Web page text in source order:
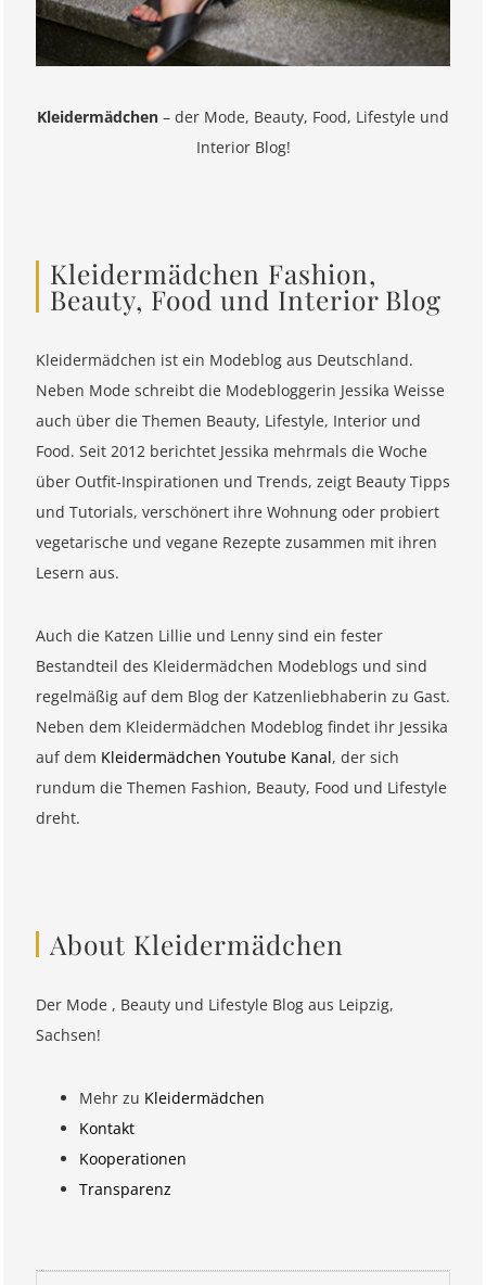
Kleidermädchen – der Mode, Beauty, Food, Lifestyle und
Interior Blog!
Kleidermädchen Fashion,
Beauty, Food und Interior Blog
Kleidermädchen ist ein Modeblog aus Deutschland.
Neben Mode schreibt die Modebloggerin Jessika Weisse
auch über die Themen Beauty, Lifestyle, Interior und
Food. Seit 2012 berichtet Jessika mehrmals die Woche
über Outfit-Inspirationen und Trends, zeigt Beauty Tipps
und Tutorials, verschönert ihre Wohnung oder probiert
vegetarische und vegane Rezepte zusammen mit ihren
Lesern aus.
Auch die Katzen Lillie und Lenny sind ein fester
Bestandteil des Kleidermädchen Modeblogs und sind
regelmäßig auf dem Blog der Katzenliebhaberin zu Gast.
Neben dem Kleidermädchen Modeblog findet ihr Jessika
auf dem Kleidermädchen Youtube Kanal, der sich
rundum die Themen Fashion, Beauty, Food und Lifestyle
dreht.
About Kleidermädchen
Der Mode , Beauty und Lifestyle Blog aus Leipzig,
Sachsen!
Mehr zu Kleidermädchen
Kontakt
Kooperationen
Transparenz